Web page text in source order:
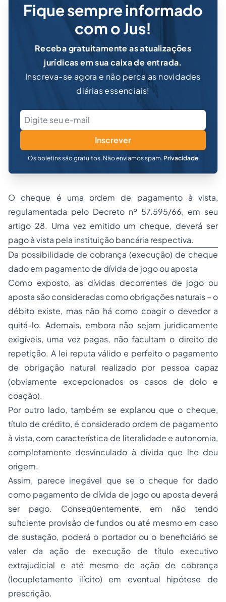
Fique sempre informado
com o Jus!
Receba gratuitamente as atualizações
jurídicas em sua caixa de entrada.
Inscreva-se agora e não perca as novidades
diárias essenciais!
Inscrever
Os boletins são gratuitos. Não enviamos spam. Privacidade
O cheque é uma ordem de pagamento à vista,
regulamentada pelo Decreto nº 57.595/66, em seu
artigo 28. Uma vez emitido um cheque, deverá ser
pago à vista pela instituição bancária respectiva.
Da possibilidade de cobrança (execução) de cheque
dado em pagamento de dívida de jogo ou aposta
Como exposto, as dívidas decorrentes de jogo ou
aposta são consideradas como obrigações naturais – o
débito existe, mas não há como coagir o devedor a
quitá-lo. Ademais, embora não sejam juridicamente
exigíveis, uma vez pagas, não facultam o direito de
repetição. A lei reputa válido e perfeito o pagamento
de obrigação natural realizado por pessoa capaz
(obviamente excepcionados os casos de dolo e
coação).
Por outro lado, também se explanou que o cheque,
título de crédito, é considerado ordem de pagamento
à vista, com característica de literalidade e autonomia,
completamente desvinculado à dívida que lhe deu
origem.
Assim, parece inegável que se o cheque for dado
como pagamento de dívida de jogo ou aposta deverá
ser pago. Conseqüentemente, em não tendo
suficiente provisão de fundos ou até mesmo em caso
de sustação, poderá o portador ou o beneficiário se
valer da ação de execução de título executivo
extrajudicial e até mesmo de ação de cobrança
(locupletamento ilícito) em eventual hipótese de
prescrição.